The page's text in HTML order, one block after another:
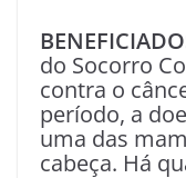
do Socorro
contra o
período, a
uma das
cabeça. Há